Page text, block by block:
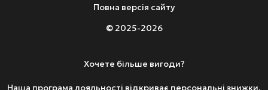
Повна версія сайту
© 2025-2026
Хочете більше вигоди?
Наша програма лояльності відкриває персональні знижки.